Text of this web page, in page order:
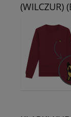
(WILCZUR)